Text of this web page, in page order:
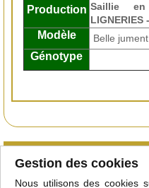
Production Saillie
LIGNERIES
Modèle Belle
Génotype
Qu'est-
Gestion des cookies
Nous utilisons des cookies